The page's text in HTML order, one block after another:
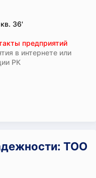
36'
предприятий
в интернете или
РК
ТОО